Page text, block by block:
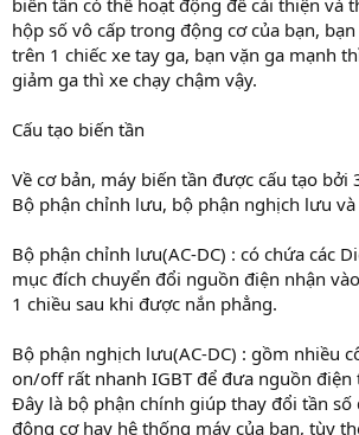
hộp số vô cấp trong động cơ của bạn,
trên 1 chiếc xe tay ga, bạn vặn ga mạnh
giảm ga thì xe chạy chậm vậy.
Cấu tạo biến tần
Về cơ bản, máy biến tần được cấu tạo bởi
Bộ phận chỉnh lưu, bộ phận nghịch lưu và
Bộ phận chỉnh lưu(AC-DC) : có chứa các
mục đích chuyển đổi nguồn điện nhận
1 chiều sau khi được nắn phẳng.
Bộ phận nghịch lưu(AC-DC) : gồm nhiều
on/off rất nhanh IGBT để đưa nguồn điện
Đây là bộ phận chính giúp thay đổi tần số
động cơ hay hệ thống máy của bạn, tùy